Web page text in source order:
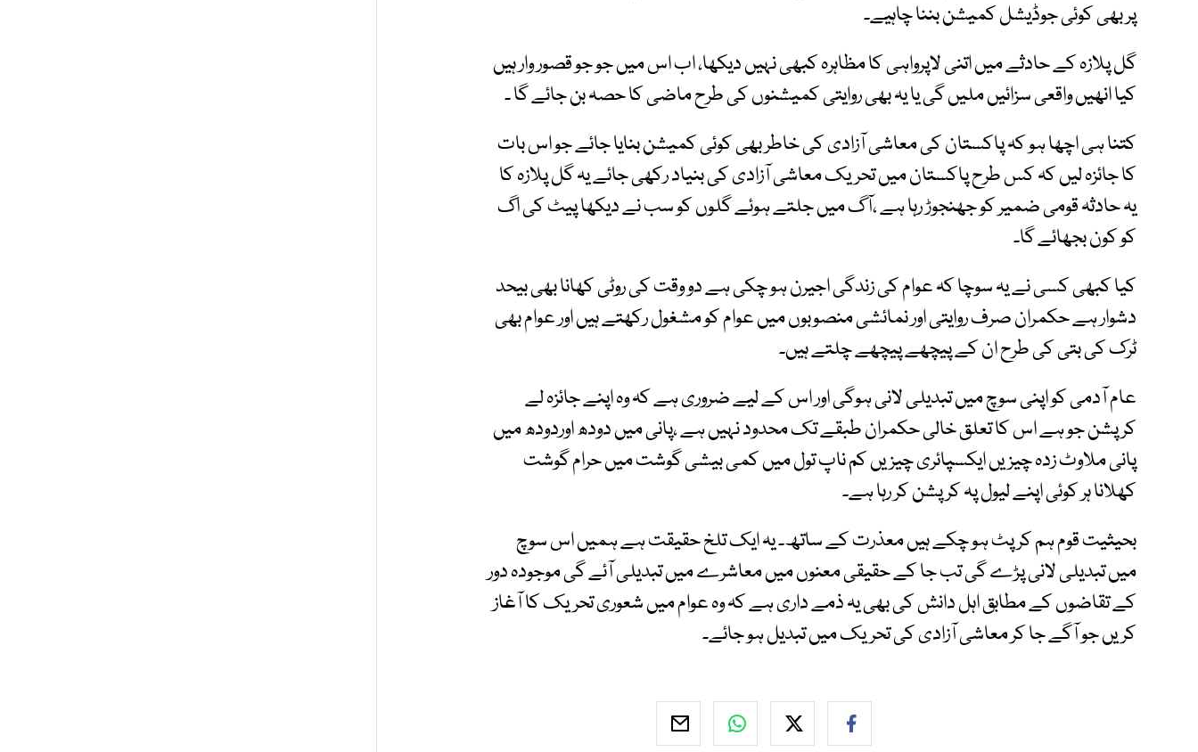
پر بھی کوئی جوڈیشل کمیشن بننا چاہیے۔
گل پلازہ کے حادثے میں اتنی لاپرواہی کا مظاہرہ کبھی نہیں دیکھا، اب اس میں جو جو قصور وار ہیں
کیا انھیں واقعی سزائیں ملیں گی یا یہ بھی روایتی کمیشنوں کی طرح ماضی کا حصہ بن جائے گا ۔
کتنا ہی اچھا ہو کہ پاکستان کی معاشی آزادی کی خاطر بھی کوئی کمیشن بنایا جائے جو اس بات
کا جائزہ لیں کہ کس طرح پاکستان میں تحریک معاشی آزادی کی بنیاد رکھی جائے یہ گل پلازہ کا
یہ حادثہ قومی ضمیر کو جھنجوڑ رہا ہے ،آگ میں جلتے ہوئے گلوں کو سب نے دیکھا پیٹ کی اگ
کو کون بجھائے گا۔
کیا کبھی کسی نے یہ سوچا کہ عوام کی زندگی اجیرن ہو چکی ہے دو وقت کی روٹی کھانا بھی بیحد
دشوار ہے حکمران صرف روایتی اور نمائشی منصوبوں میں عوام کو مشغول رکھتے ہیں اور عوام بھی
ٹرک کی بتی کی طرح ان کے پیچھے پیچھے چلتے ہیں۔
عام آدمی کو اپنی سوچ میں تبدیلی لانی ہوگی اور اس کے لیے ضروری ہے کہ وہ اپنے جائزہ لے
کرپشن جو ہے اس کا تعلق خالی حکمران طبقے تک محدود نہیں ہے ،پانی میں دودھ اوردودھ میں
پانی ملاوٹ زدہ چیزیں ایکسپائری چیزیں کم ناپ تول میں کمی بیشی گوشت میں حرام گوشت
کھلانا ہر کوئی اپنے لیول پہ کرپشن کر رہا ہے۔
بحیثیت قوم ہم کرپٹ ہو چکے ہیں معذرت کے ساتھ۔ یہ ایک تلخ حقیقت ہے ہمیں اس سوچ
میں تبدیلی لانی پڑے گی تب جا کے حقیقی معنوں میں معاشرے میں تبدیلی آئے گی موجودہ دور
کے تقاضوں کے مطابق اہل دانش کی بھی یہ ذمے داری ہے کہ وہ عوام میں شعوری تحریک کا آغاز
کریں جو آگے جا کر معاشی آزادی کی تحریک میں تبدیل ہو جائے۔